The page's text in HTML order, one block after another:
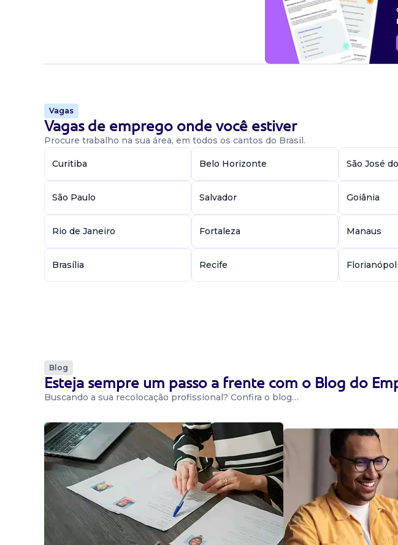
Vagas
Vagas de emprego onde você estiver
Procure trabalho na sua área, em todos os cantos do Brasil.
Curitiba Belo Horizonte São José
São Paulo Salvador Goiânia
Rio de Janeiro Fortaleza Manaus
Brasília Recife
Blog
Esteja sempre um passo a frente com o Blog do
Buscando a sua recolocação profissional? Confira o blog…